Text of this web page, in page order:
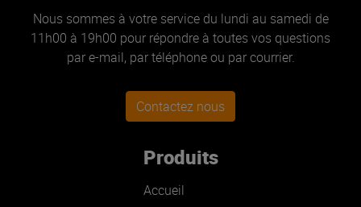
Nous sommes à votre service du lundi au samedi de
11h00 à 19h00 pour répondre à toutes vos questions
par e-mail, par téléphone ou par courrier.
Contactez nous
Produits
Accueil